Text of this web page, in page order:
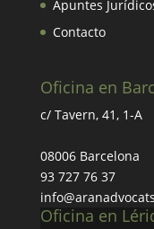
Apuntes
Contacto
Oficina en
c/ Tavern, 41, 1-A
08006 Barcelona
93 727 76 37
Oficina en